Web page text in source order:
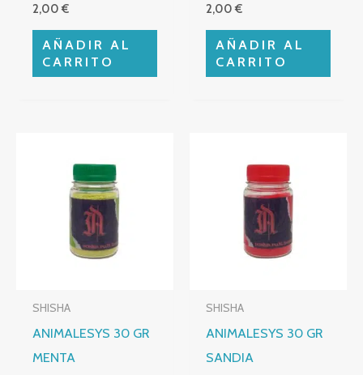
2,00€
AÑADIR AL
CARRITO
2,00€
AÑADIR AL
CARRITO
SHISHA
ANIMALESYS 30 GR
MENTA
SHISHA
ANIMALESYS 30 GR
SANDIA